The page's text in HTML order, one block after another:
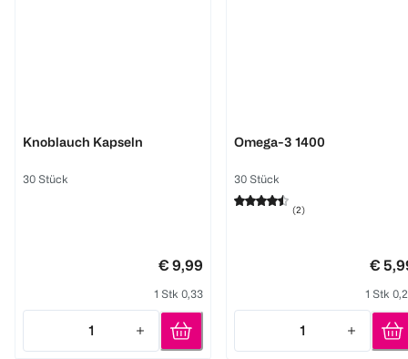
Knoblauch Kapseln
30 Stück
€ 9,99
1 Stk 0,33
1
Quantity: 1
Omega-3 1400
30 Stück
(2)
€
1 Stk
1
Quantity: 1